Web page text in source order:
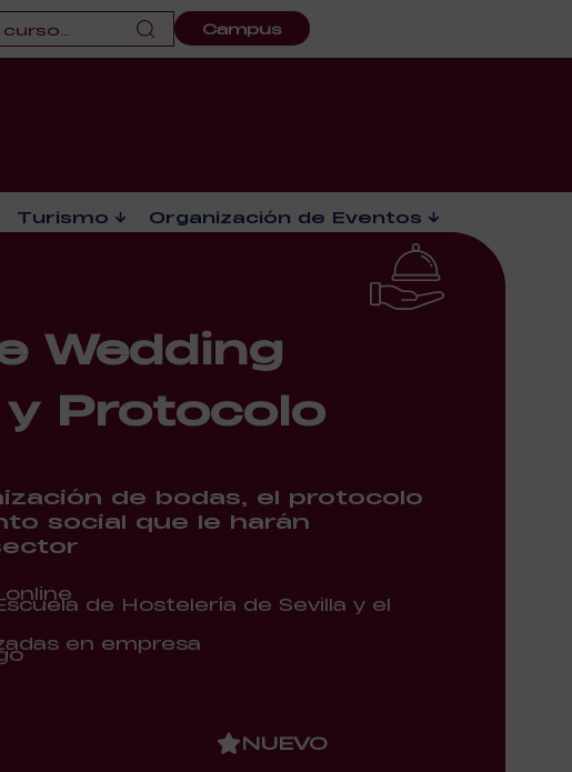
Campus
Turismo Organización de Eventos
Wedding
Protocolo
de bodas, el protocolo
social que le harán
de Hostelería de Sevilla y el
en empresa
NUEVO